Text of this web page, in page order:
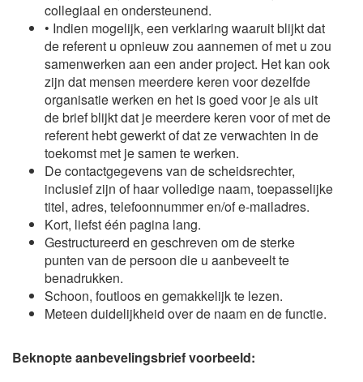
collegiaal en ondersteunend.
• Indien mogelijk, een verklaring waaruit blijkt dat
de referent u opnieuw zou aannemen of met u zou
samenwerken aan een ander project. Het kan ook
zijn dat mensen meerdere keren voor dezelfde
organisatie werken en het is goed voor je als uit
de brief blijkt dat je meerdere keren voor of met de
referent hebt gewerkt of dat ze verwachten in de
toekomst met je samen te werken.
De contactgegevens van de scheidsrechter,
inclusief zijn of haar volledige naam, toepasselijke
titel, adres, telefoonnummer en/of e-mailadres.
Kort, liefst één pagina lang.
Gestructureerd en geschreven om de sterke
punten van de persoon die u aanbeveelt te
benadrukken.
Schoon, foutloos en gemakkelijk te lezen.
Meteen duidelijkheid over de naam en de functie.
Beknopte aanbevelingsbrief voorbeeld: